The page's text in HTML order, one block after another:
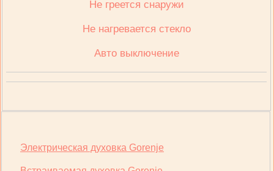
Не греется снаружи
Не нагревается стекло
Авто выключение
Электрическая духовка Gorenje